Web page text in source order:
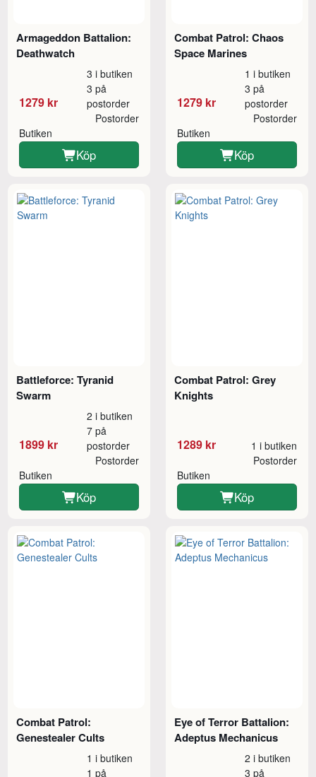
Armageddon Battalion:
Deathwatch
1279 kr
3 i butiken
3 på
postorder
Butiken
Postorder
Köp
Combat Patrol: Chaos
Space Marines
1279 kr
1 i butiken
3 på
postorder
Butiken
Postorder
Köp
Battleforce: Tyranid
Swarm
1899 kr
2 i butiken
7 på
postorder
Butiken
Postorder
Köp
Combat Patrol: Grey
Knights
1289 kr 1 i butiken
Butiken
Postorder
Köp
Combat Patrol:
Genestealer Cults
1 i butiken
1 på
Eye of Terror Battalion:
Adeptus Mechanicus
2 i butiken
3 på